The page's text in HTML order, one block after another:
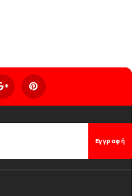
Εγγραφή